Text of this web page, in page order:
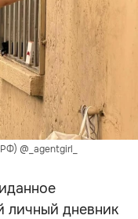
@_agentgirl_
личный дневник